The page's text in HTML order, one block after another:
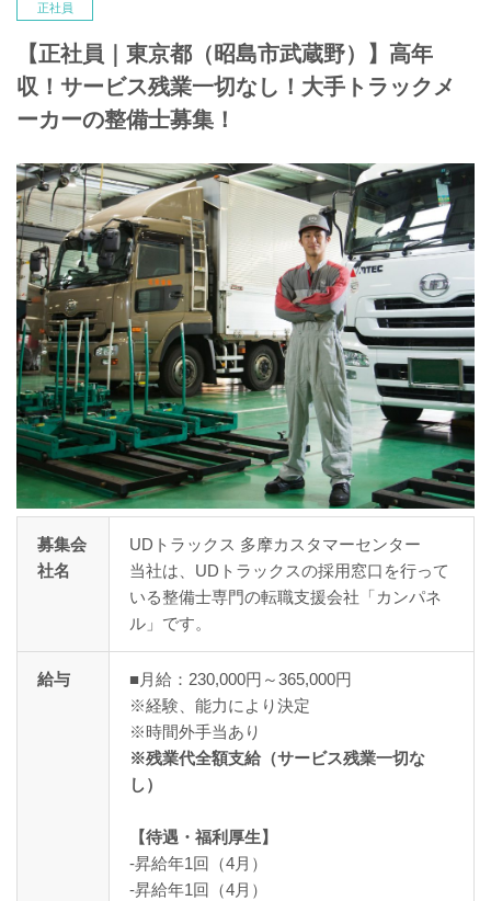
正社員
【正社員｜東京都（昭島市武蔵野）】高年
収！サービス残業一切なし！大手トラックメ
ーカーの整備士募集！
募集会
社名
UDトラックス 多摩カスタマーセンター
当社は、UDトラックスの採用窓口を行って
いる整備士専門の転職支援会社「カンパネ
ル」です。
給与
■月給：230,000円～365,000円
※経験、能力により決定
※時間外手当あり
※残業代全額支給（サービス残業一切な
し）
【待遇・福利厚生】
-昇給年1回（4月）
-昇給年1回（4月）